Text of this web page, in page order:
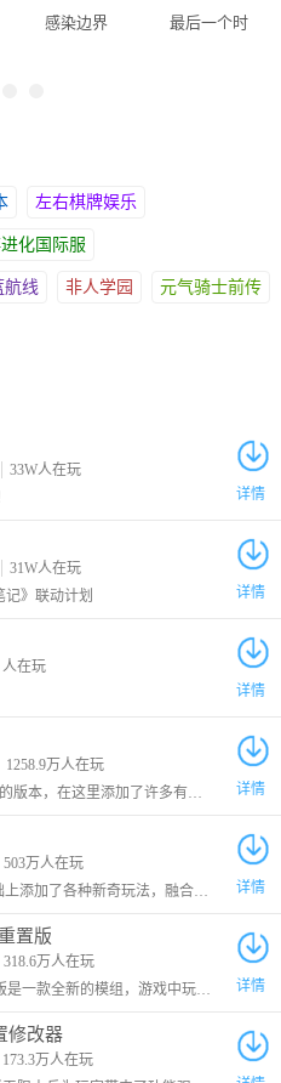
图中野生动物;
极寒末日，抵御成群丧尸，对
、废弃医院等十余处特色据点，
生存。
供制作，还能维修、改装载具，
沦陷的真相。
现有八大生存技能可进行升级优
角色自定义功能。
感染边界
最后一个时
左右棋牌娱乐
化国际服
航线 非人学园 元气骑士前传
33W人在玩
详情
31W人在玩
记》联动计划
详情
人在玩
详情
1258.9万人在玩
生存战争2.4联机版是全新的版本，在这里添加了许多有趣的新玩法，例如增加季节、添加了社区内容搜索、加入了杨树、杨木、杨树叶和树苗、比 2.3 中生成的鱼更多等等
详情
503万人在玩
jungojam在开放世界的基础上添加了各种新奇玩法，融合了冒险、动作、探索、社交等等元素，你可以和小伙伴们一起在这里嬉戏打闹，一起种田收获你们的快乐，还可以自定义自己的形象哦！
详情
置版
318.6万人在玩
我的世界ERROR422重置版是一款全新的模组，游戏中玩家的世界将被一个神秘病毒感染，导致场景、方块、物品和生物都呈现异常状态。
详情
修改器
173.3万人在玩